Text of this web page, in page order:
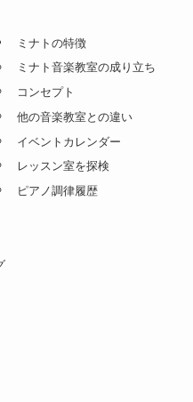
クラリネット
ミナトの特徴
ミナト音楽教室の成り立ち
コンセプト
他の音楽教室との違い
イベントカレンダー